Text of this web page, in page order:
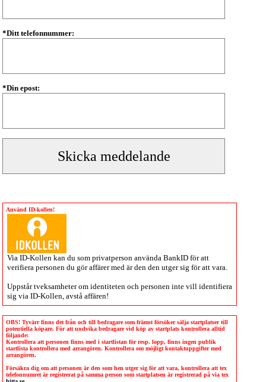
*Ditt telefonnummer:
*Din epost:
Använd ID-kollen!
Via ID-Kollen kan du som privatperson använda BankID för att
verifiera personen du gör affärer med är den den utger sig för att vara.
Uppstår tveksamheter om identiteten och personen inte vill identifiera
sig via ID-Kollen , avstå affären!
OBS! Tyvärr finns det från och till bedragare som främst försöker sälja startplatser till
potentiella köpare. För att undvika bedragare vid köp av startplats kontrollera alltid
följande:
Kontrollera att personen finns med i startlistan för resp. lopp, finns ingen publik
startlista kontrollera med arrangören. Kontrollera om möjligt kontaktuppgifter med
arrangören.
Försäkra dig om att personen är den som hen utger sig för att vara, kontrollera att tex
telefonnumret är registrerat på samma person som startplatsen är registrerad på via tex